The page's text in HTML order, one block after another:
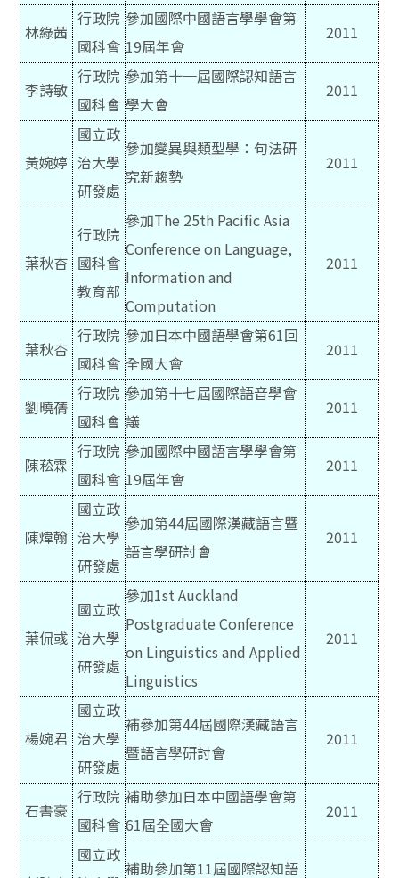
林綠茜
行政院
國科會
參加國際中國語言學學會第
19屆年會
2011
李詩敏
行政院
國科會
參加第十一屆國際認知語言
學大會
2011
黃婉婷
國立政
治大學
研發處
參加變異與類型學：句法研
究新趨勢
2011
葉秋杏
行政院
國科會
教育部
參加The 25th Pacific Asia
Conference on Language,
Information and
Computation
2011
葉秋杏
行政院
國科會
參加日本中國語學會第61回
全國大會
2011
劉曉蒨
行政院
國科會
參加第十七屆國際語音學會
議
2011
陳菘霖
行政院
國科會
參加國際中國語言學學會第
19屆年會
2011
陳煒翰
國立政
治大學
研發處
參加第44屆國際漢藏語言暨
語言學研討會
2011
葉侃彧
國立政
治大學
研發處
參加1st Auckland
Postgraduate Conference
on Linguistics and Applied
Linguistics
2011
楊婉君
國立政
治大學
研發處
補參加第44屆國際漢藏語言
暨語言學研討會
2011
石書豪
行政院
國科會
補助參加日本中國語學會第
61屆全國大會
2011
國立政
補助參加第11屆國際認知語